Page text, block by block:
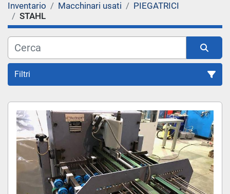
Inventario Macchinari usati
PIEGATRICI
STAHL
Filtri
STAHL (3)
Ordina per